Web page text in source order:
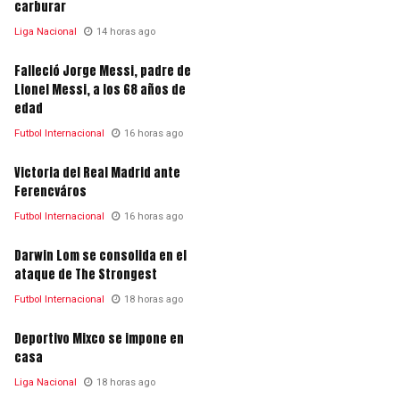
carburar
Liga Nacional 14 horas ago
Falleció Jorge Messi, padre de
Lionel Messi, a los 68 años de
edad
Futbol Internacional 16 horas ago
Victoria del Real Madrid ante
Ferencváros
Futbol Internacional 16 horas ago
Darwin Lom se consolida en el
ataque de The Strongest
Futbol Internacional 18 horas ago
Deportivo Mixco se impone en
casa
Liga Nacional 18 horas ago